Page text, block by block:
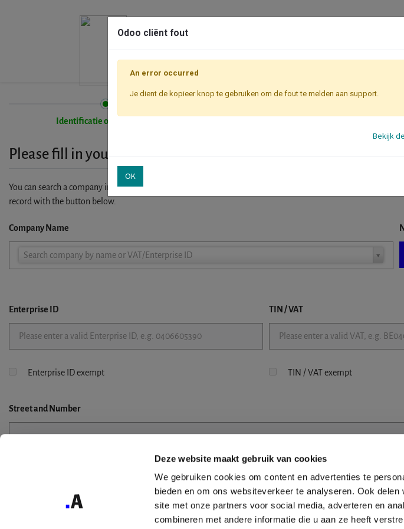
Deze website maakt gebruik van cookies
We gebruiken cookies om content en advertenties te
bieden en om ons websiteverkeer te analyseren. Ook
site met onze partners voor social media, adverteren en
combineren met andere informatie die u aan ze heeft
Identificatie onderneming
Please fill in your company details
You can search a company in our database by name, VAT or enterprise ID. When a company is selected it
record with the button below.
Company Name
Search company by name or VAT/Enterprise ID
Company
Enterprise ID TIN / VAT
Enterprise ID exempt TIN / VAT exempt
Streetand Number
Odoo cliënt fout
An error occurred
Je dient de kopieer knop te gebruiken om de fout te melden aan support.
Bekijk
OK